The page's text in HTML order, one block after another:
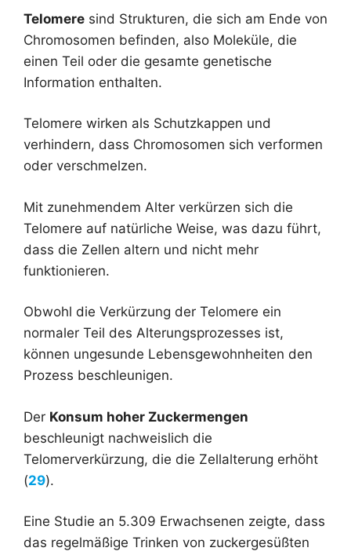
Telomere sind Strukturen, die sich am Ende von
Chromosomen befinden, also Moleküle, die
einen Teil oder die gesamte genetische
Information enthalten.
Telomere wirken als Schutzkappen und
verhindern, dass Chromosomen sich verformen
oder verschmelzen.
Mit zunehmendem Alter verkürzen sich die
Telomere auf natürliche Weise, was dazu führt,
dass die Zellen altern und nicht mehr
funktionieren.
Obwohl die Verkürzung der Telomere ein
normaler Teil des Alterungsprozesses ist,
können ungesunde Lebensgewohnheiten den
Prozess beschleunigen.
Der Konsum hoher Zuckermengen
beschleunigt nachweislich die
Telomerverkürzung, die die Zellalterung erhöht
(29).
Eine Studie an 5.309 Erwachsenen zeigte, dass
das regelmäßige Trinken von zuckergesüßten